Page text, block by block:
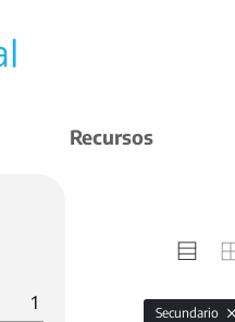
Recursos
1
Secundario